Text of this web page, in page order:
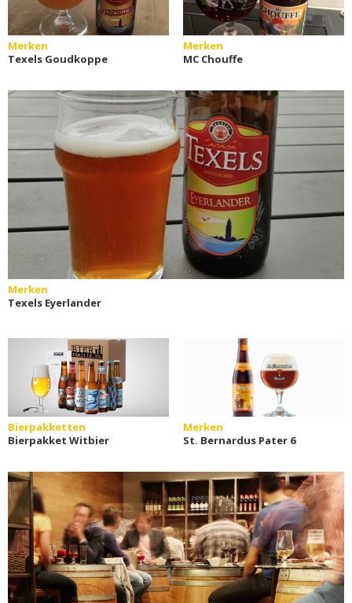
Merken
Texels Goudkoppe
Merken
MC Chouffe
Merken
Texels Eyerlander
Bierpakketten
Bierpakket Witbier
Merken
St. Bernardus Pater 6